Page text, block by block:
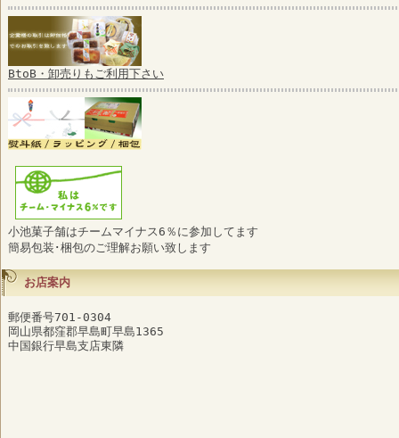
BtoB・卸売りもご利用下さい
小池菓子舗はチームマイナス6％に参加してます
簡易包装･梱包のご理解お願い致します
お店案内
郵便番号701-0304
岡山県都窪郡早島町早島1365
中国銀行早島支店東隣